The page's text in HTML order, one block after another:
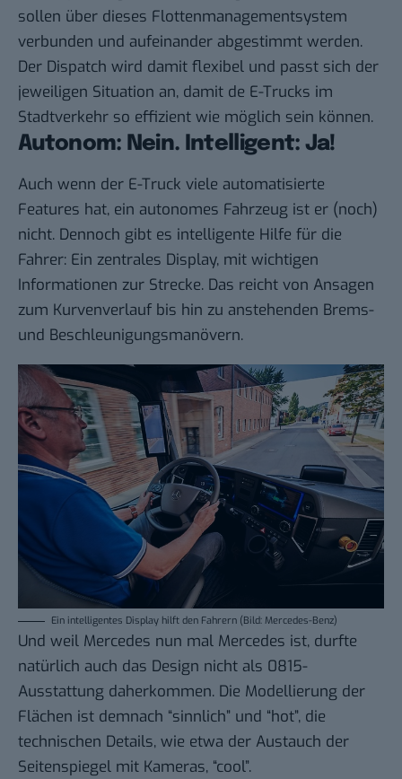
sollen über dieses Flottenmanagementsystem
verbunden und aufeinander abgestimmt werden.
Der Dispatch wird damit flexibel und passt sich der
jeweiligen Situation an, damit de E-Trucks im
Stadtverkehr so effizient wie möglich sein können.
Autonom: Nein. Intelligent: Ja!
Auch wenn der E-Truck viele automatisierte
Features hat, ein autonomes Fahrzeug ist er (noch)
nicht. Dennoch gibt es intelligente Hilfe für die
Fahrer: Ein zentrales Display, mit wichtigen
Informationen zur Strecke. Das reicht von Ansagen
zum Kurvenverlauf bis hin zu anstehenden Brems-
und Beschleunigungsmanövern.
Ein intelligentes Display hilft den Fahrern (Bild: Mercedes-Benz)
Und weil Mercedes nun mal Mercedes ist, durfte
natürlich auch das Design nicht als 0815-
Ausstattung daherkommen. Die Modellierung der
Flächen ist demnach “sinnlich” und “hot”, die
technischen Details, wie etwa der Austauch der
Seitenspiegel mit Kameras, “cool”.